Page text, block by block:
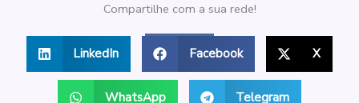
Compartilhe com a sua rede!
LinkedIn Facebook X
WhatsApp Telegram